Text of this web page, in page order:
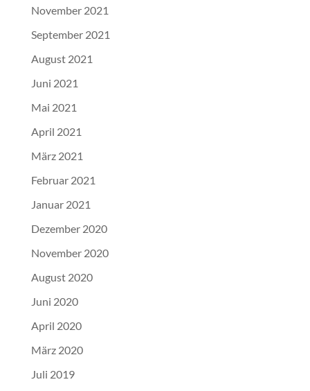
November 2021
September 2021
August 2021
Juni 2021
Mai 2021
April 2021
März 2021
Februar 2021
Januar 2021
Dezember 2020
November 2020
August 2020
Juni 2020
April 2020
März 2020
Juli 2019